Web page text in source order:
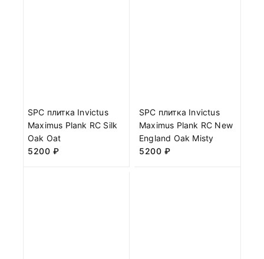
SPC плитка Invictus
Maximus Plank RC Silk
Oak Oat
5200 ₽
SPC плитка Invictus
Maximus Plank RC New
England Oak Misty
5200 ₽